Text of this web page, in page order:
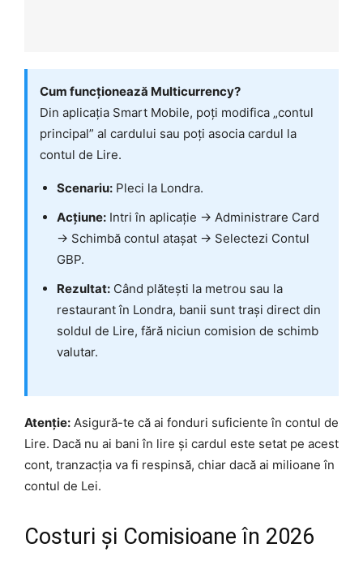
Cum funcționează Multicurrency?
Din aplicația Smart Mobile, poți modifica „contul
principal” al cardului sau poți asocia cardul la
contul de Lire.
Scenariu: Pleci la Londra.
Acțiune: Intri în aplicație -> Administrare Card
-> Schimbă contul atașat -> Selectezi Contul
GBP.
Rezultat: Când plătești la metrou sau la
restaurant în Londra, banii sunt trași direct din
soldul de Lire, fără niciun comision de schimb
valutar.
Atenție: Asigură-te că ai fonduri suficiente în contul de
Lire. Dacă nu ai bani în lire și cardul este setat pe acest
cont, tranzacția va fi respinsă, chiar dacă ai milioane în
contul de Lei.
Costuri și Comisioane în 2026